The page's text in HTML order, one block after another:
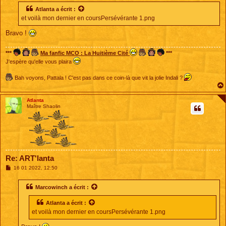
Atlanta a écrit :
et voilà mon dernier en coursPersévérante 1.png
Bravo !
*** Ma fanfic MCO : La Huitième Cité
***
J'espère qu'elle vous plaira
Bah voyons, Pattala ! C'est pas dans ce coin-là que vit la jolie Indali ?
Atlanta
Maître Shaolin
Re: ART'lanta
M
16 01 2022, 12:50
Marcowinch a écrit :
Atlanta a écrit :
et voilà mon dernier en coursPersévérante 1.png